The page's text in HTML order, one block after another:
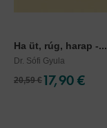
Ha üt, rúg, harap -...
Dr. Sófi Gyula
20,59 €17,90 €